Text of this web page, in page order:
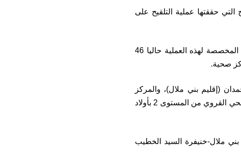
حققتها عملية التلقيح على
وأضاف أن العملية عرفت ارتفاعا تدريجيا في وتيرتها، حيث بلغ عدد المحطات المخصصة لهذه العملية حاليا 46
(إقليم بني ملال)، والمركز
الصحي القروي من المستوى الثاني ببرادية (إقليم الفقيه بن صالح)، والمركز الصحي القروي من المستوى 2 بأولاد
ملال-خنيفرة السيد الخطيب